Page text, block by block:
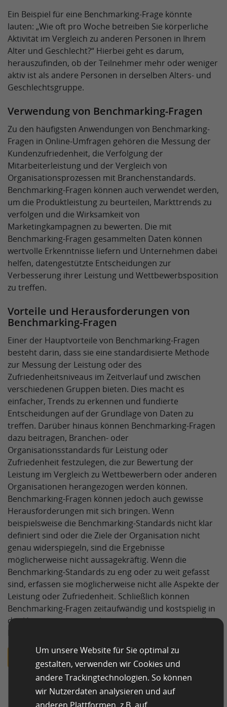
Ein Beispiel für eine Benchmarking-Frage könnte
lauten: „Wie oft pro Woche betreiben Sie körperliche
Aktivität im Vergleich zu anderen Personen in Ihrem
Alter und Geschlecht?“ Hierbei geht es darum,
herauszufinden, ob der Teilnehmer mehr oder weniger
aktiv ist als andere Personen in derselben Alters- und
Geschlechtsgruppe.
Verwendung von Benchmarking-Fragen
Zu den häufigsten Anwendungen von Benchmarking-
Fragen in Online-Umfragen gehören die Messung der
Kundenzufriedenheit, die Verfolgung der
Mitarbeiterleistung und der Vergleich von
Organisationsprozessen mit Branchenstandards.
Benchmarking-Fragen können auch verwendet werden,
um die Produktleistung zu beurteilen, Markttrends zu
verfolgen und die Wirksamkeit von
Marketingkampagnen zu bewerten. Die mit
Benchmarking-Fragen gesammelten Daten können
wertvolle Erkenntnisse liefern und Unternehmen dabei
helfen, datengestützte Entscheidungen zur
Verbesserung ihrer Leistung und Wettbewerbsposition
zu treffen.
Vorteile und Herausforderungen von
Benchmarking-Fragen
Einer der Hauptvorteile von Benchmarking-Fragen
besteht darin, dass sie eine standardisierte Methode
zur Messung der Leistung oder des
Zufriedenheitsniveaus im Zeitverlauf und zwischen
verschiedenen Gruppen bieten. Dies macht es
einfacher, Trends zu erkennen und fundierte
Entscheidungen auf der Grundlage von Daten zu
treffen. Darüber hinaus können Benchmarking-Fragen
dazu beitragen, Branchen- oder
Organisationsstandards für Leistung oder
Zufriedenheit festzulegen, die zur Bewertung der
Leistung im Vergleich zu Wettbewerbern oder anderen
Organisationen herangezogen werden können.
Benchmarking-Fragen können jedoch auch gewisse
Herausforderungen mit sich bringen. Wenn
beispielsweise die Benchmarking-Standards nicht klar
definiert sind oder die Ziele der Organisation nicht
genau widerspiegeln, sind die Ergebnisse
möglicherweise nicht aussagekräftig. Wenn die
Benchmarking-Standards zu eng oder zu weit gefasst
sind, erfassen sie möglicherweise nicht alle Aspekte der
Leistung oder Zufriedenheit. Schließlich können
Benchmarking-Fragen zeitaufwändig und kostspielig in
der Umsetzung sein, insbesondere wenn sie spezielles
Erfahren Sie mehr über Vergleichsfragen
Um unsere Website für Sie optimal zu
gestalten, verwenden wir Cookies und
andere Trackingtechnologien. So können
wir Nutzerdaten analysieren und auf
anderen Plattformen, z.B. auf